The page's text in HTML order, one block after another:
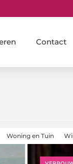
Contact
Woning en Tuin